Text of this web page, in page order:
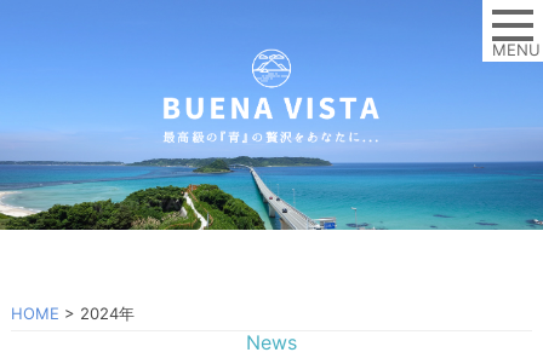
MENU
HOME > 2024年
News